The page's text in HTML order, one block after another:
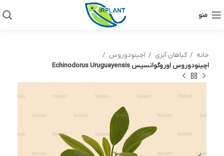
منو
خانه گیاهان آبزی
اچینودوروس
اچینودوروس اوروگوانسیس Echinodorus Uruguayensis